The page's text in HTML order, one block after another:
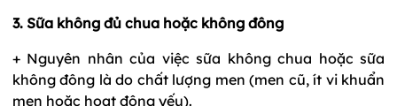
3. Sữa không đủ chua hoặc không đông
+ Nguyên nhân của việc sữa không chua hoặc sữa
không đông là do chất lượng men (men cũ, ít vi khuẩn
men hoặc hoạt động yếu).